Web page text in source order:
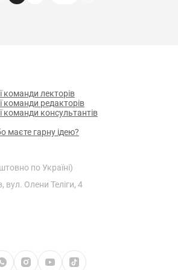
чинним цивільним
виробничої санітарії та
захисту.
будинку культури несе
за наслідки
що виходять за межі його
законодавством,
нормативними правовими
від відповідальності,
відповідальність, були
команди лекторів
команди редакторів
консультантів
маєте гарну ідею?
по Україні)
вул. Олени Теліги, 4